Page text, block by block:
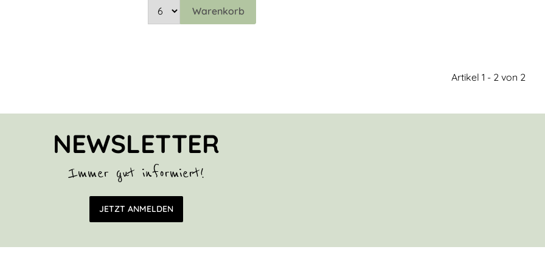
Warenkorb
Artikel 1 - 2 von 2
NEWSLETTER
Immer gut informiert!
E-Mail Adresse
JETZT ANMELDEN